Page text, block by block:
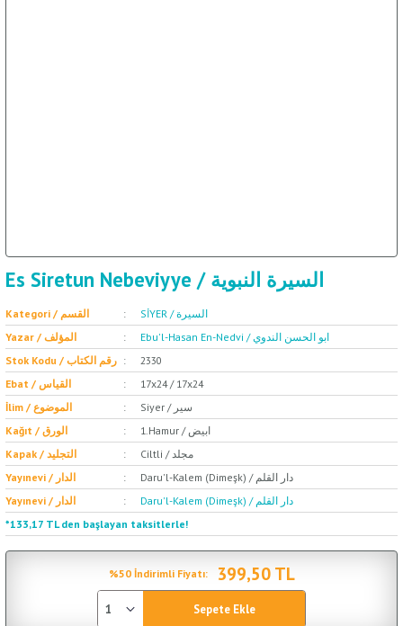
Es Siretun Nebeviyye / السيرة النبوية
Kategori / القسم
SİYER / السيرة
Yazar / المؤلف
Ebu'l-Hasan En-Nedvi / ابو الحسن الندوي
Stok Kodu / رقم الكتاب
2330
Ebat / القياس
17x24 / 17x24
İlim / الموضوع
Siyer / سير
Kağıt / الورق
1.Hamur / ابيض
Kapak / التجليد
Ciltli / مجلد
Yayınevi / الدار
Daru'l-Kalem (Dimeşk) / دار القلم
Yayınevi / الدار
Daru'l-Kalem (Dimeşk) / دار القلم
*133,17 TL den başlayan taksitlerle!
%50 İndirimli Fiyatı: 399,50 TL
Sepete Ekle